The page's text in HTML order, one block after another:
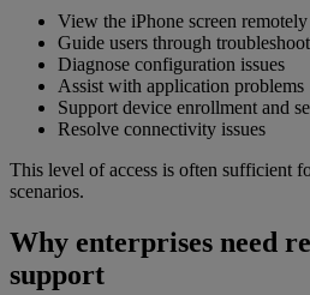
View the iPhone screen remotely
Guide users through
Diagnose configuration issues
Assist with application problems
Support device enrollment and
Resolve connectivity issues
This level of access is often sufficient
scenarios.
Why enterprises need
support